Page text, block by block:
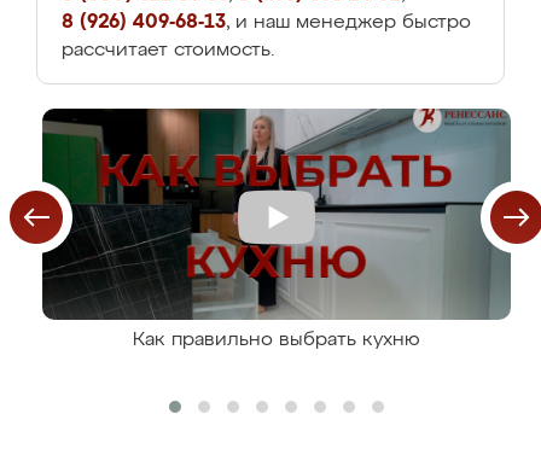
8 (926) 409-68-13, и наш менеджер быстро
рассчитает стоимость.
Как правильно выбрать кухню